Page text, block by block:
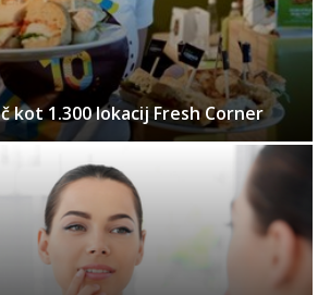
kot 1.300 lokacij Fresh Corner